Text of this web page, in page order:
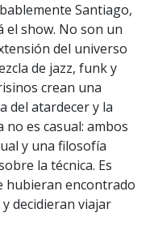
Santiago,
el show. No son un
del universo
de jazz, funk y
crean una
del atardecer y la
no es casual: ambos
y una filosofía
la técnica. Es
hubieran encontrado
decidieran viajar